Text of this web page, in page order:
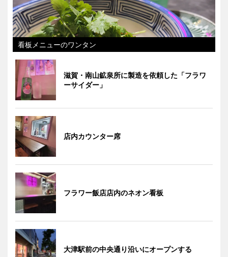
看板メニューのワンタン
滋賀・南山鉱泉所に製造を依頼した「フラワ
ーサイダー」
店内カウンター席
フラワー飯店店内のネオン看板
大津駅前の中央通り沿いにオープンする